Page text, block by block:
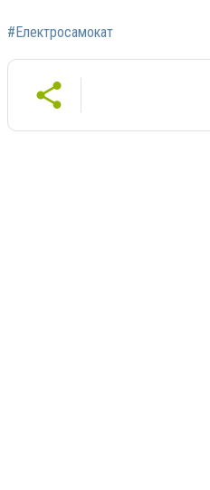
#Електросамокат